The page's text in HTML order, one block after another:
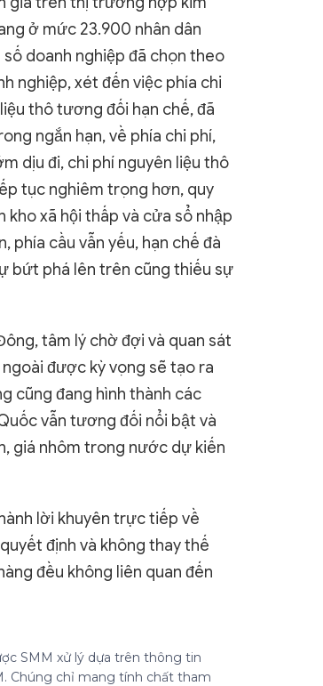
ở mức 23.900 nhân dân
doanh nghiệp đã chọn theo
nghiệp, xét đến việc phía chi
thô tương đối hạn chế, đã
ngắn hạn, về phía chi phí,
dịu đi, chi phí nguyên liệu thô
tục nghiêm trọng hơn, quy
xã hội thấp và cửa sổ nhập
phía cầu vẫn yếu, hạn chế đà
bứt phá lên trên cũng thiếu sự
tâm lý chờ đợi và quan sát
được kỳ vọng sẽ tạo ra
cũng đang hình thành các
vẫn tương đối nổi bật và
giá nhôm trong nước dự kiến
lời khuyên trực tiếp về
định và không thay thế
đều không liên quan đến
SMM xử lý dựa trên thông tin
Chúng chỉ mang tính chất tham